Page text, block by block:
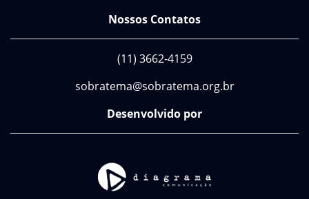
Nossos Contatos
(11) 3662-4159
sobratema@sobratema.org.br
Desenvolvido por